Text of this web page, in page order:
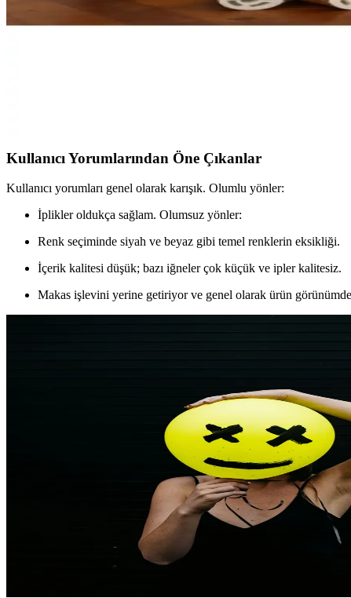
Genel Markalar Dikiş Kutusu: Seyahat ve Ev
Kullanıcı Yorumlarından Öne Çıkanlar
Kullanıcı yorumları genel olarak karışık. Olumlu yönler:
İplikler oldukça sağlam. Olumsuz yönler:
Renk seçiminde siyah ve beyaz gibi temel renklerin eksikliği.
İçerik kalitesi düşük; bazı iğneler çok küçük ve ipler kalitesiz.
Makas işlevini yerine getiriyor ve genel olarak ürün